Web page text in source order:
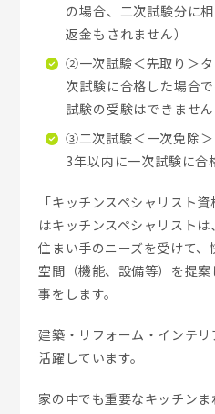
の場合、二次試験分に
返金もされません）
②一次試験＜先取り＞
次試験に合格した場合
試験の受験はできませ
③二次試験＜一次免除
3年以内に一次試験に合
「キッチンスペシャリスト資
はキッチンスペシャリスト
住まい手のニーズを受けて
空間（機能、設備等）を提
事をします。
建築・リフォーム・インテ
活躍しています。
家の中でも重要なキッチン